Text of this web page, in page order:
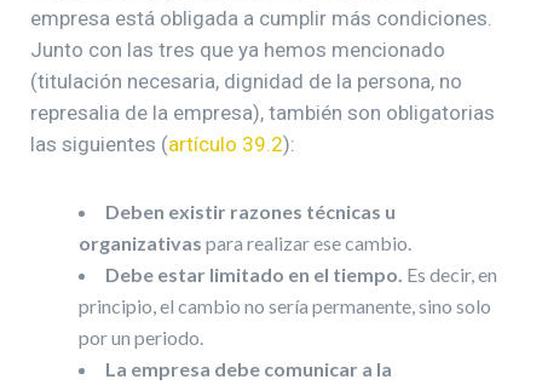
empresa está obligada a cumplir más condiciones.
Junto con las tres que ya hemos mencionado
(titulación necesaria, dignidad de la persona, no
represalia de la empresa), también son obligatorias
las siguientes (artículo 39.2):
Deben existir razones técnicas u
organizativas para realizar ese cambio.
Debe estar limitado en el tiempo. Es decir, en
principio, el cambio no sería permanente, sino solo
por un periodo.
La empresa debe comunicar a la